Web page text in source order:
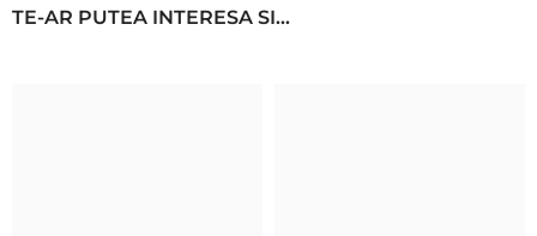
TE-AR PUTEA INTERESA SI...